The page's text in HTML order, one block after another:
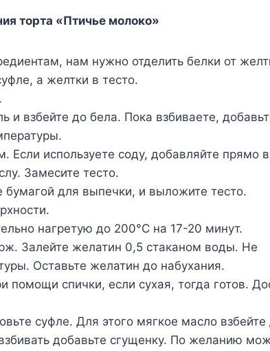
торта «Птичье молоко»
нам нужно отделить белки от
а желтки в тесто.
и взбейте до бела. Пока взбиваете,
Если используете соду, добавляйте прямо в
Замесите тесто.
бумагой для выпечки, и выложите тесто.
нагретую до 200°С на 17-20 минут.
Залейте желатин 0,5 стаканом воды. Не
Оставьте желатин до набухания.
помощи спички, если сухая, тогда готов.
суфле. Для этого мягкое масло взбейте
добавьте сгущенку. По желанию